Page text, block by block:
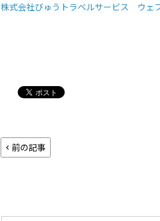
株式会社びゅうトラベルサービス ウェ
前の記事